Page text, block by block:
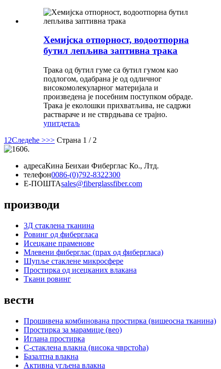
Хемијска отпорност, водоотпорна
бутил лепљива заптивна трака
Трака од бутил гуме са бутил гумом као
подлогом, одабрана је од одличног
високомолекуларног материјала и
произведена је посебним поступком обраде.
Трака је еколошки прихватљива, не садржи
раствараче и не стврдњава се трајно.
упитдетаљ
1 2Следеће >>> Страна 1 / 2
адресаКина Беихаи Фиберглас Ко., Лтд.
телефон0086-(0)792-8322300
Е-ПОШТАsales@fiberglassfiber.com
производи
3Д стаклена тканина
Ровинг од фибергласа
Исецкане праменове
Млевени фиберглас (прах од фибергласа)
Шупље стаклене микросфере
Простирка од исецканих влакана
Ткани ровинг
вести
Прошивена комбинована простирка (вишеосна тканина)
Простирка за марамице (вео)
Иглана простирка
С-стаклена влакна (висока чврстоћа)
Базалтна влакна
Активна угљена влакна